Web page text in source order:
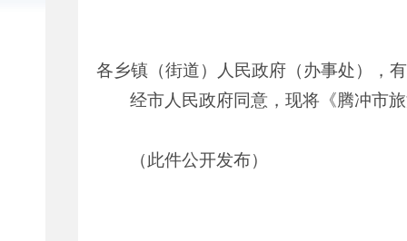
各乡镇（街道）人民政府（办事处），
经市人民政府同意，现将《腾冲市
（此件公开发布）